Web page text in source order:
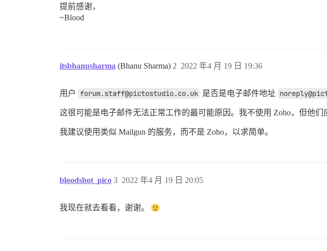
提前感谢，
~Blood
itsbhanusharma (Bhanu Sharma) 2022 年4 月 19 日 19:36
2
用户 forum.staff@pictostudio.co.uk 是否是电子邮件地址
这很可能是电子邮件无法正常工作的最可能原因。我不使用 Zoho，但他
我建议使用类似 Mailgun 的服务，而不是 Zoho，以求简单。
bloodshot_pico 2022 年4 月 19 日 20:05
3
我现在就去看看，谢谢。